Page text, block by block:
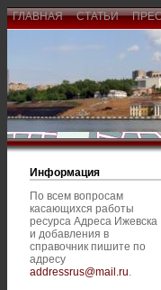
ГЛАВНАЯ СТАТЬИ
Информация
По всем вопросам
касающихся работы
ресурса Адреса Ижевска
и добавления в
справочник пишите по
адресу
addressrus@mail.ru.